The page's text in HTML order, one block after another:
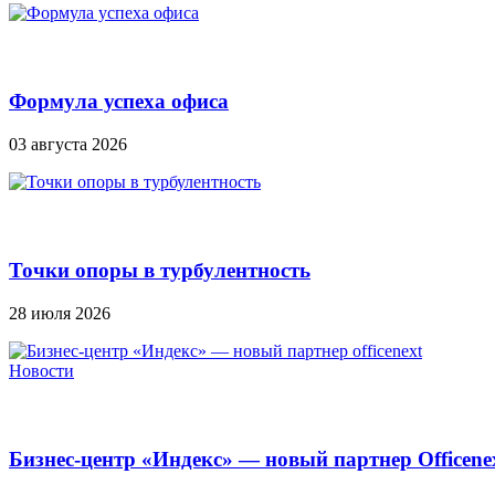
Формула успеха офиса
03 августа 2026
Точки опоры в турбулентность
28 июля 2026
Новости
Бизнес-центр «Индекс» — новый партнер